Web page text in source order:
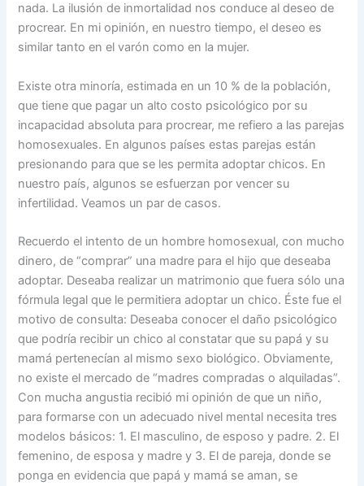
nada. La ilusión de inmortalidad nos conduce al deseo de
procrear. En mi opinión, en nuestro tiempo, el deseo es
similar tanto en el varón como en la mujer.
Existe otra minoría, estimada en un 10 % de la población,
que tiene que pagar un alto costo psicológico por su
incapacidad absoluta para procrear, me refiero a las parejas
homosexuales. En algunos países estas parejas están
presionando para que se les permita adoptar chicos. En
nuestro país, algunos se esfuerzan por vencer su
infertilidad. Veamos un par de casos.
Recuerdo el intento de un hombre homosexual, con mucho
dinero, de “comprar” una madre para el hijo que deseaba
adoptar. Deseaba realizar un matrimonio que fuera sólo una
fórmula legal que le permitiera adoptar un chico. Éste fue el
motivo de consulta: Deseaba conocer el daño psicológico
que podría recibir un chico al constatar que su papá y su
mamá pertenecían al mismo sexo biológico. Obviamente,
no existe el mercado de “madres compradas o alquiladas”.
Con mucha angustia recibió mi opinión de que un niño,
para formarse con un adecuado nivel mental necesita tres
modelos básicos: 1. El masculino, de esposo y padre. 2. El
femenino, de esposa y madre y 3. El de pareja, donde se
ponga en evidencia que papá y mamá se aman, se